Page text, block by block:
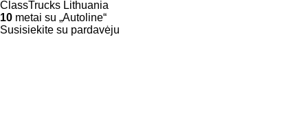
ClassTrucks Lithuania
10 metai su „Autoline“
Susisiekite su pardavėju